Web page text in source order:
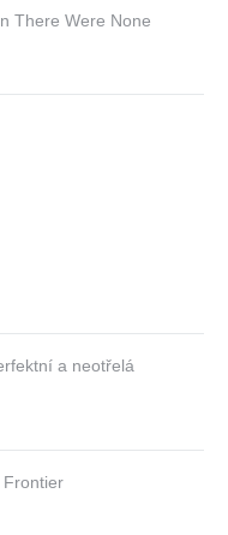
There Were None
a neotřelá
Frontier